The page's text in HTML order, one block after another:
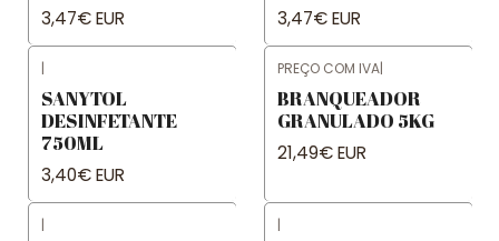
3,47€ EUR 3,47€ EUR
|
SANYTOL
DESINFETANTE
750ML
3,40€ EUR
PREÇO COM IVA|
BRANQUEADOR
GRANULADO 5KG
21,49€ EUR
| |